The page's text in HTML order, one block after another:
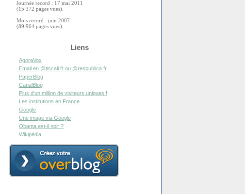
Journée record : 17 mai 2011
(15 372 pages vues).
Mois record : juin 2007
(89 964 pages vues).
Liens
AgoraVox
Email en @tiscali.fr ou @respublica.fr
PaperBlog
CanalBlog
Plus d'un million de visiteurs uniques !
Les institutions en France
Google
Une image via Google
Obama est-il noir ?
Wikipédia